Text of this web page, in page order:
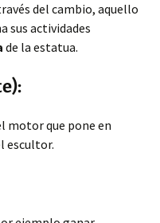
del cambio, aquello
sus actividades
de la estatua.
motor que pone en
el escultor.